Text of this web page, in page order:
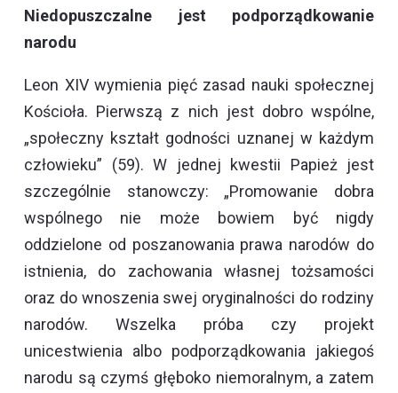
Niedopuszczalne jest podporządkowanie
narodu
Leon XIV wymienia pięć zasad nauki społecznej
Kościoła. Pierwszą z nich jest dobro wspólne,
„społeczny kształt godności uznanej w każdym
człowieku” (59). W jednej kwestii Papież jest
szczególnie stanowczy: „Promowanie dobra
wspólnego nie może bowiem być nigdy
oddzielone od poszanowania prawa narodów do
istnienia, do zachowania własnej tożsamości
oraz do wnoszenia swej oryginalności do rodziny
narodów. Wszelka próba czy projekt
unicestwienia albo podporządkowania jakiegoś
narodu są czymś głęboko niemoralnym, a zatem